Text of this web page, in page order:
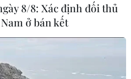
8/8: Xác định đối thủ
ở bán kết